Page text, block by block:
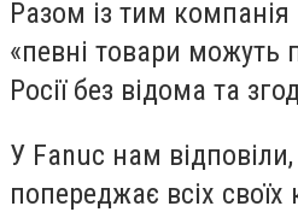
Разом із тим
«певні товари можуть
Росії без відома та
У Fanuc нам
попереджає всіх своїх